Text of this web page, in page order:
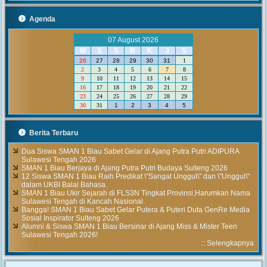
Agenda
07 August 2026
M
S S R K J S
26 27 28 29 30 31
1
2
3 4 5 6 7
8
9
10 11 12 13 14
15
16
17 18 19 20 21
22
23
24 25 26 27 28
29
30
31 1 2 3 4 5
Berita Terbaru
Dua Siswa SMAN 1 Biau Sabet Gelar di Ajang Putra Putri ADIPURA
Sulawesi Tengah 2026
SMAN 1 Biau Berjaya di Ajang Putra Putri Budaya Sulteng 2026
12 Siswa SMAN 1 Biau Raih Predikat \"Sangat Unggul\" dan \"Unggul\"
dalam UKBI Balai Bahasa.
SMAN 1 Biau Ukir Sejarah di FLS3N Tingkat Provinsi,Harumkan Nama
Sulawesi Tengah di Kancah Nasional
Bangga! SMAN 1 Biau Sabet Gelar Putera & Puteri Duta GenRe Media
Sosial Inspirator Sulteng 2026
Alumni & Siswa SMAN 1 Biau Bersinar di Ajang Miss & Mister Teen
Sulawesi Tengah 2026!
:: Selengkapnya